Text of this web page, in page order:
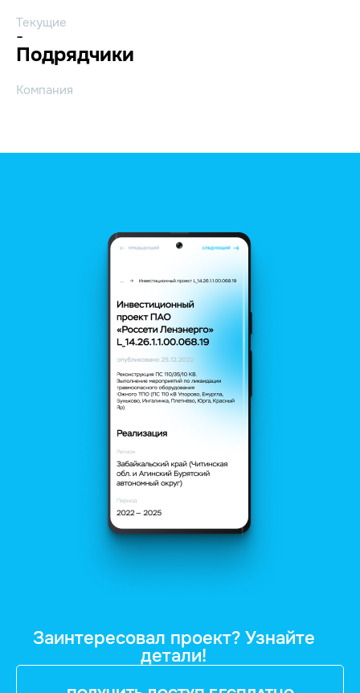
Текущие
-
Подрядчики
Компания
Заинтересовал проект? Узнайте
детали!